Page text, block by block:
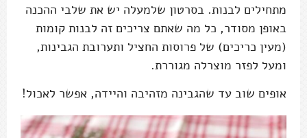
מתחילים לבנות. בסרטון שלמעלה יש את שלבי ההכנה
באופן מסודר, כל מה שאתם צריכים זה לבנות קומות
(מעין כריכים) של פרוסות החציל ותערובת הגבינות,
ומעל לפזר מוצרלה מגוררת.
אופים שוב עד שהגבינה מזהיבה והיידה, אפשר לאכול!